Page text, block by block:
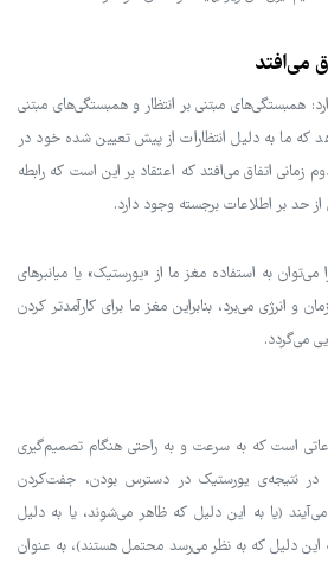
می‌افتد
همبستگی‌های مبتنی بر انتظار و همبستگی‌های مبتنی
که ما به دلیل انتظارات از پیش تعیین شده خود در
زمانی اتفاق می‌افتد که اعتقاد بر این است که رابطه
حد بر اطلاعات برجسته وجود دارد.
به استفاده مغز ما از «یورستیک» یا میانبرهای
و انرژی می‌برد، بنابراین مغز ما برای کارآمدتر کردن
می‌گردد.
است که به سرعت و به راحتی هنگام تصمیم‌گیری
در نتیجه‌ی یورستیک در دسترس بودن، جفت‌کردن
(یا به این دلیل که ظاهر می‌شوند، یا به دلیل
این دلیل که به نظر می‌رسد محتمل هستند)، به عنوان